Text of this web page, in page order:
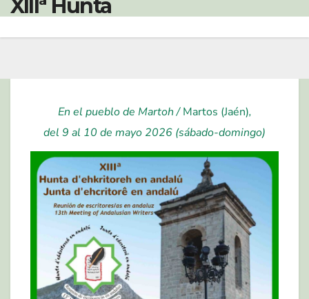
XIIIª Hunta
En el pueblo de Martoh /Martos (Jaén),
del 9 al 10 de mayo 2026 (sábado-domingo)